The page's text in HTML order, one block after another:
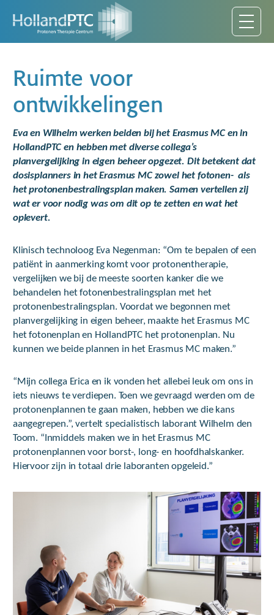
Ruimte voor
ontwikkelingen
Eva en Wilhelm werken beiden bij het Erasmus MC en in
HollandPTC en hebben met diverse collega’s
planvergelijking in eigen beheer opgezet. Dit betekent dat
dosisplanners in het Erasmus MC zowel het fotonen- als
het protonenbestralingsplan maken. Samen vertellen zij
wat er voor nodig was om dit op te zetten en wat het
oplevert.
Klinisch technoloog Eva Negenman: “Om te bepalen of een
patiënt in aanmerking komt voor protonentherapie,
vergelijken we bij de meeste soorten kanker die we
behandelen het fotonenbestralingsplan met het
protonenbestralingsplan. Voordat we begonnen met
planvergelijking in eigen beheer, maakte het Erasmus MC
het fotonenplan en HollandPTC het protonenplan. Nu
kunnen we beide plannen in het Erasmus MC maken.”
“Mijn collega Erica en ik vonden het allebei leuk om ons in
iets nieuws te verdiepen. Toen we gevraagd werden om de
protonenplannen te gaan maken, hebben we die kans
aangegrepen.”, vertelt specialistisch laborant Wilhelm den
Toom. “Inmiddels maken we in het Erasmus MC
protonenplannen voor borst-, long- en hoofdhalskanker.
Hiervoor zijn in totaal drie laboranten opgeleid.”